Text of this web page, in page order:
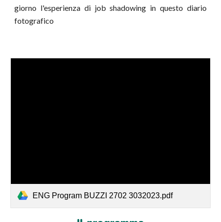
giorno l'esperienza di job shadowing in questo diario
fotografico
ENG Program BUZZI 2702 3032023.pdf